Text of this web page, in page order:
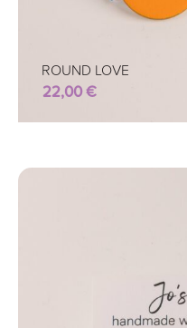
ROUND LOVE
22,00€